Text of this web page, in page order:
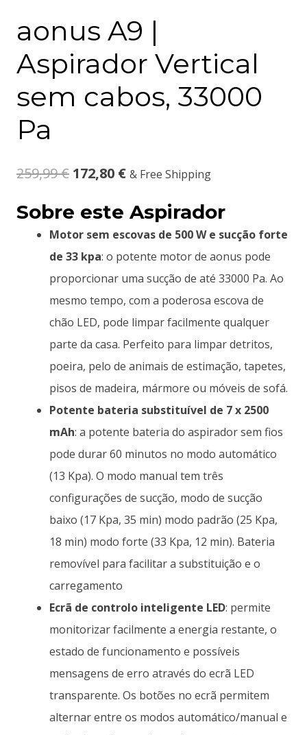
aonus A9 |
Aspirador Vertical
sem cabos, 33000
Pa
259,99€ 172,80 € & Free Shipping
Sobre este Aspirador
Motor sem escovas de 500 W e sucção forte
de 33 kpa: o potente motor de aonus pode
proporcionar uma sucção de até 33000 Pa. Ao
mesmo tempo, com a poderosa escova de
chão LED, pode limpar facilmente qualquer
parte da casa. Perfeito para limpar detritos,
poeira, pelo de animais de estimação, tapetes,
pisos de madeira, mármore ou móveis de sofá.
Potente bateria substituível de 7 x 2500
mAh: a potente bateria do aspirador sem fios
pode durar 60 minutos no modo automático
(13 Kpa). O modo manual tem três
configurações de sucção, modo de sucção
baixo (17 Kpa, 35 min) modo padrão (25 Kpa,
18 min) modo forte (33 Kpa, 12 min). Bateria
removível para facilitar a substituição e o
carregamento
Ecrã de controlo inteligente LED: permite
monitorizar facilmente a energia restante, o
estado de funcionamento e possíveis
mensagens de erro através do ecrã LED
transparente. Os botões no ecrã permitem
alternar entre os modos automático/manual e